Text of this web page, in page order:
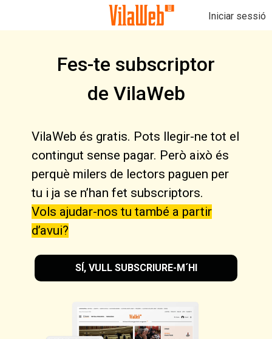
Iniciar sessió
Fes-te subscriptor
de VilaWeb
VilaWeb és gratis. Pots llegir-ne tot el
contingut sense pagar. Però això és
perquè milers de lectors paguen per
tu i ja se n’han fet subscriptors.
Vols ajudar-nos tu també a partir
d’avui?
SÍ, VULL SUBSCRIURE-M´HI